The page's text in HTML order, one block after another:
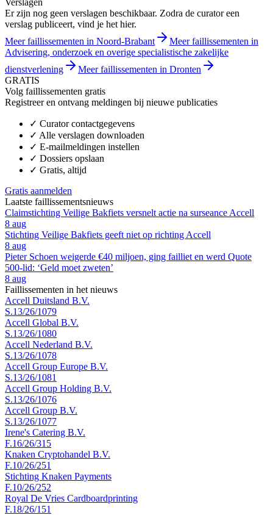
Er zijn nog geen verslagen beschikbaar. Zodra de curator een
verslag publiceert, vind je het hier.
Meer faillissementen in Noord-Brabant
Meer faillissementen in
Advisering, onderzoek en overige specialistische zakelijke
dienstverlening
Meer faillissementen in Dronten
GRATIS
Volg faillissementen gratis
Registreer en ontvang meldingen bij nieuwe publicaties
✓ Curator contactgegevens
✓ Alle verslagen downloaden
✓ E-mailmeldingen instellen
✓ Dossiers opslaan
✓ Gratis, altijd
Gratis aanmelden
Laatste faillissementsnieuws
Claimstichting Veilige Bakfiets versnelt actie na surseance Accell
8 aug
Stichting Veilige Bakfiets geeft niet op richting Accell
8 aug
Pieter Schoen weigerde €40 miljoen, ging failliet en werd Quote
500-lid: ‘Geld moet zweten’
8 aug
Faillissementen in het nieuws
Accell Duitsland B.V.
S.13/26/1079
Accell Global B.V.
S.13/26/1080
Accell Nederland B.V.
S.13/26/1078
Accell Group Europe B.V.
S.13/26/1081
Accell Group Holding B.V.
S.13/26/1076
Accell Group B.V.
S.13/26/1077
Irene's Catering B.V.
F.16/26/315
Knaken Cryptohandel B.V.
F.10/26/251
Stichting Knaken Payments
F.10/26/252
Royal De Vries Cardboardprinting
F.18/26/151